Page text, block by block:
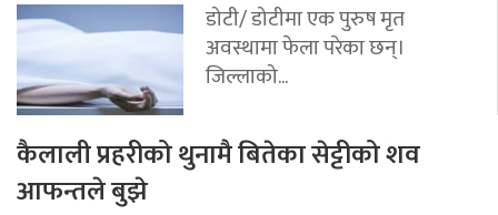
डोटी/ डोटीमा एक पुरुष मृत
अवस्थामा फेला परेका छन्।
जिल्लाको...
कैलाली प्रहरीको थुनामै बितेका सेट्टीको शव
आफन्तले बुझे